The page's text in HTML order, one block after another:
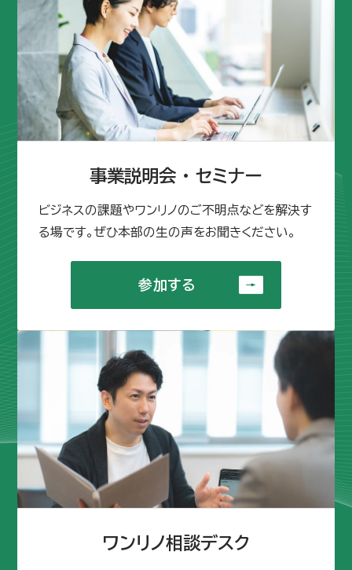
事業説明会 ・ セミナー
ビジネスの課題やワンリノのご不明点などを解決す
る場です。ぜひ本部の生の声をお聞きください。
参加する
ワンリノ相談デスク